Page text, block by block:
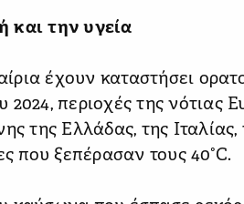
και την υγεία
έχουν καταστήσει
2024, περιοχές της νότιας
της Ελλάδας, της Ιταλίας,
που ξεπέρασαν τους 40°C.